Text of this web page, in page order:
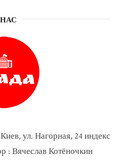
ул. Нагорная, 24 индекс
: Вячеслав Котёночкин